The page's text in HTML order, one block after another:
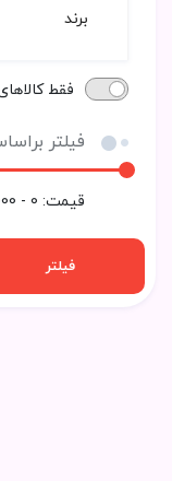
برند
فقط
فیلتر
قیمت: 0 - 105,350,000
فیلتر